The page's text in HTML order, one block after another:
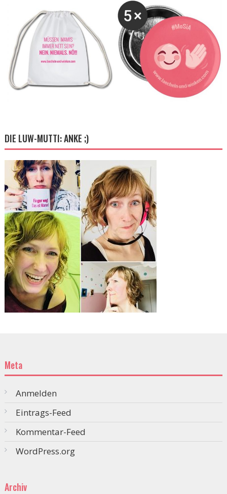
DIE LUW-MUTTI: ANKE ;)
Meta
Anmelden
Eintrags-Feed
Kommentar-Feed
WordPress.org
Archiv